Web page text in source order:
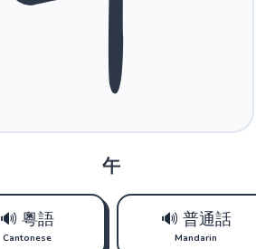
午
🔊 粵語
Cantonese
🔊 普通話
Mandarin